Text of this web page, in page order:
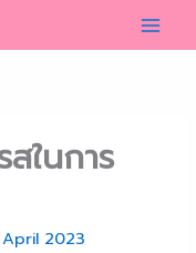
สในการ
April 2023